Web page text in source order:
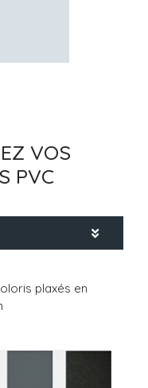
VOS
PVC
plaxés en